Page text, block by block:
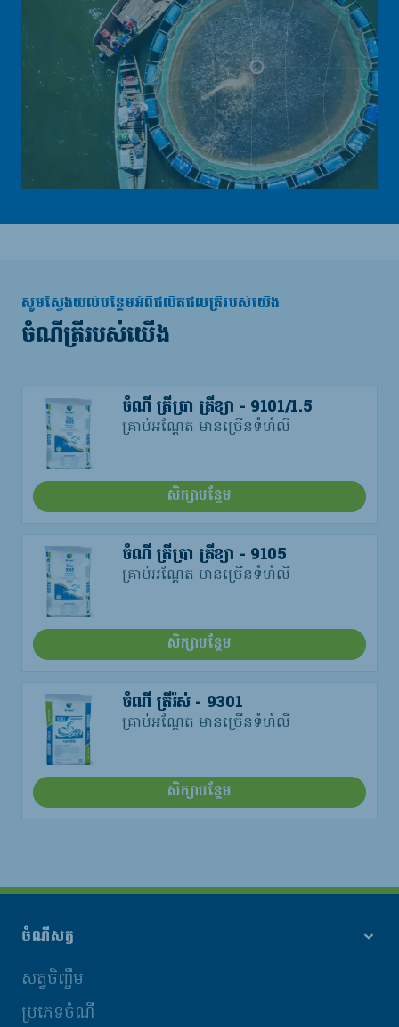
សូមស្វែងយល់បន្ថែមអំពីផលិតផលត្រីរបស់យើង
ចំណីត្រីរបស់យើង
ចំណី ត្រីប្រា ត្រីខ្យា - 9101/1.5
គ្រាប់អណ្តែត មានច្រើនទំហំលី
សិក្សាបន្ថែម
ចំណី ត្រីប្រា ត្រីខ្យា - 9105
គ្រាប់អណ្តែត មានច្រើនទំហំលី
សិក្សាបន្ថែម
ចំណី ត្រីរ៉ស់ - 9301
គ្រាប់អណ្តែត មានច្រើនទំហំលី
សិក្សាបន្ថែម
ចំណីសត្វ
សត្វចិញ្ចឹម
ប្រភេទចំណី